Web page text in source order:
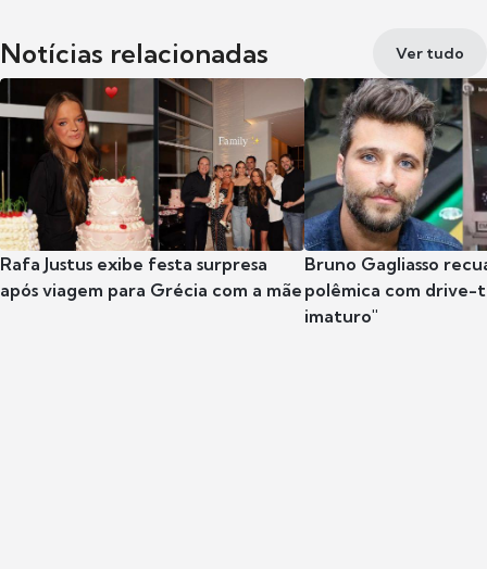
Notícias relacionadas Ver tudo
Rafa Justus exibe festa surpresa
após viagem para Grécia com a mãe
Bruno Gagliasso
polêmica com drive-
imaturo"